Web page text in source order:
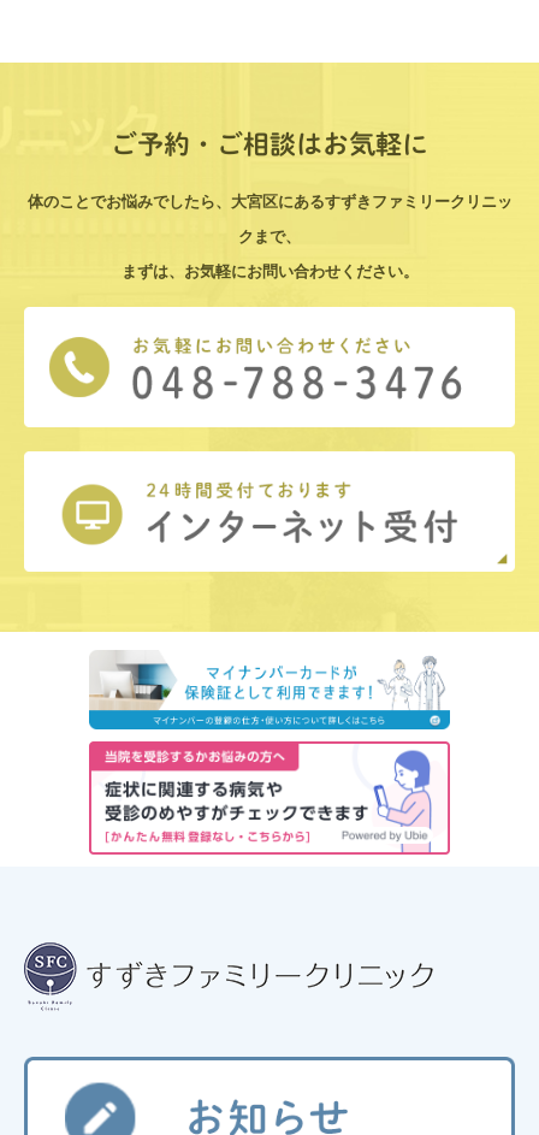
ご予約・ご相談はお気軽に
体のことでお悩みでしたら、大宮区にあるすずきファミリークリニッ
クまで、
まずは、お気軽にお問い合わせください。